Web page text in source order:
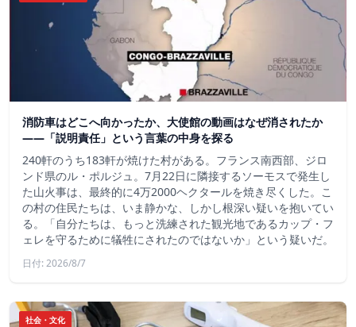
消防車はどこへ向かったか、大使館の動画はなぜ消されたか
——「説明責任」という言葉の中身を探る
240軒のうち183軒が焼けた村がある。フランス南西部、ジロ
ンド県のル・ポルジュ。7月22日に隣接するソーモスで発生し
た山火事は、最終的に4万2000ヘクタールを焼き尽くした。こ
の村の住民たちは、いま静かな、しかし根深い疑いを抱いてい
る。「自分たちは、もっと洗練された観光地であるカップ・フ
ェレを守るために犠牲にされたのではないか」という疑いだ。
日付: 2026/8/7
社会・文化